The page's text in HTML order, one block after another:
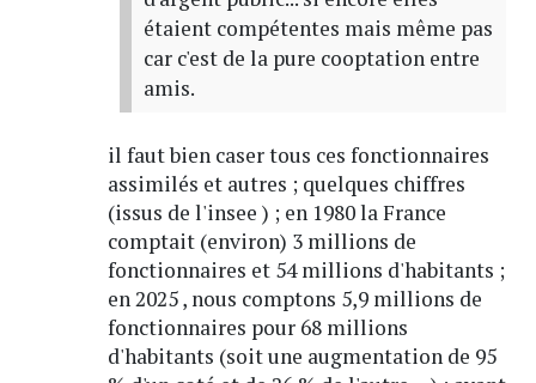
étaient compétentes mais même pas
car c'est de la pure cooptation entre
amis.
il faut bien caser tous ces fonctionnaires
assimilés et autres ; quelques chiffres
(issus de l'insee ) ; en 1980 la France
comptait (environ) 3 millions de
fonctionnaires et 54 millions d'habitants ;
en 2025 , nous comptons 5,9 millions de
fonctionnaires pour 68 millions
d'habitants (soit une augmentation de 95